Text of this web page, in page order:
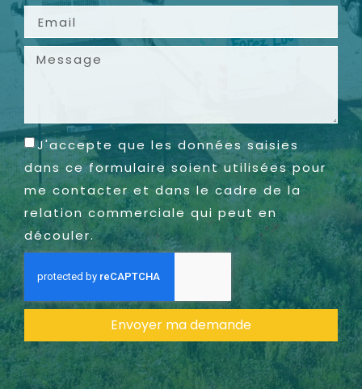
J'accepte que les données saisies
dans ce formulaire soient utilisées pour
me contacter et dans le cadre de la
relation commerciale qui peut en
découler.
Envoyer ma demande